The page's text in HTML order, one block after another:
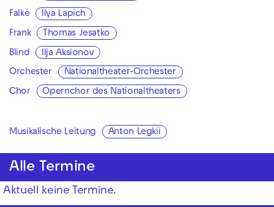
Falke Ilya Lapich
Frank Thomas Jesatko
Blind Ilja Aksionov
Orchester Nationaltheater-Orchester
Chor Opernchor des Nationaltheaters
Musikalische Leitung Anton Legkii
Alle Termine
Aktuell keine Termine.